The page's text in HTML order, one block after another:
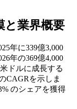
と業界概要
年に339億3,000
年の369億4,000
ドルに成長する
CAGRを示しま
のシェアを獲得